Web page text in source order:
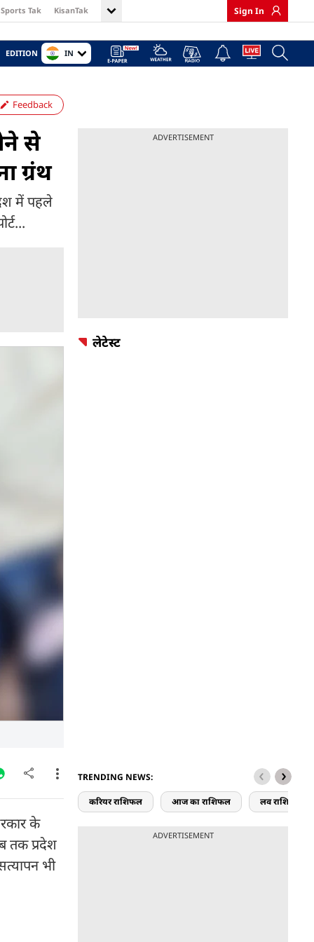
Sports Tak KisanTak Sign In
EDITION IN
Feedback
से
ग्रंथ
में पहले
के
तक प्रदेश
भी
ADVERTISEMENT
लेटेस्ट
TRENDING NEWS:
करियर राशिफल आज का राशिफल लव राशिफल
ADVERTISEMENT